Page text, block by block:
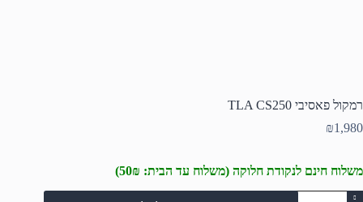
רמקול פאסיבי TLA CS250
₪1,980
משלוח חינם לנקודת חלוקה (משלוח עד הבית: 50₪)
כמות